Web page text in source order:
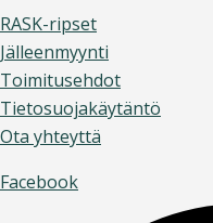
RASK-ripset
Jälleenmyynti
Toimitusehdot
Tietosuojakäytäntö
Ota yhteyttä
Facebook